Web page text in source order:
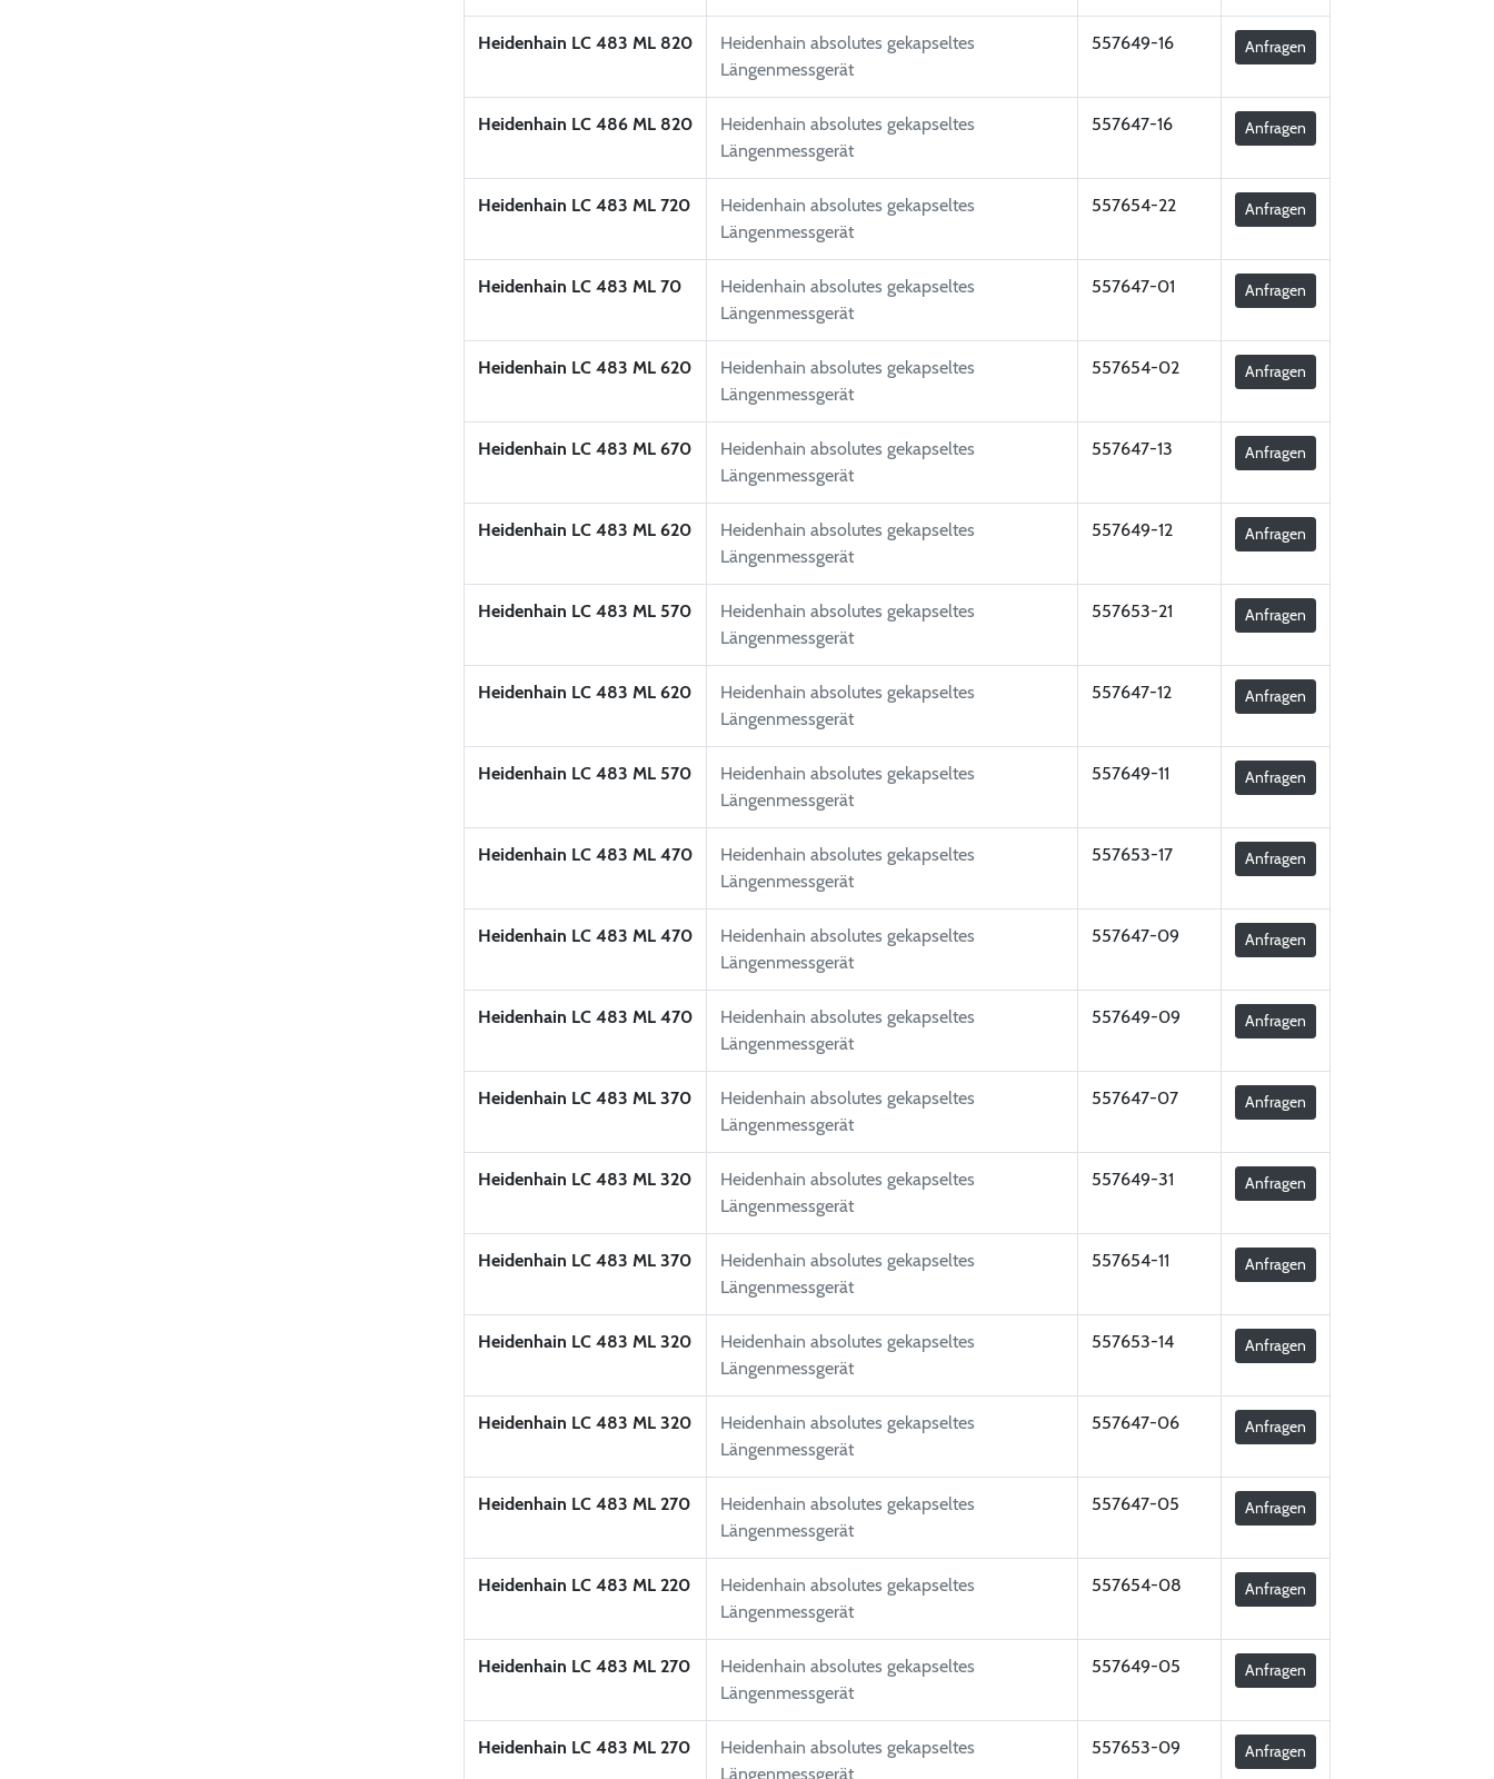
Heidenhain LC 483 ML 820
Heidenhain absolutes gekapseltes
Längenmessgerät
557649-16 Anfragen
Heidenhain LC 486 ML 820
Heidenhain absolutes gekapseltes
Längenmessgerät
557647-16 Anfragen
Heidenhain LC 483 ML 720
Heidenhain absolutes gekapseltes
Längenmessgerät
557654-22 Anfragen
Heidenhain LC 483 ML 70
Heidenhain absolutes gekapseltes
Längenmessgerät
557647-01 Anfragen
Heidenhain LC 483 ML 620
Heidenhain absolutes gekapseltes
Längenmessgerät
557654-02 Anfragen
Heidenhain LC 483 ML 670
Heidenhain absolutes gekapseltes
Längenmessgerät
557647-13 Anfragen
Heidenhain LC 483 ML 620
Heidenhain absolutes gekapseltes
Längenmessgerät
557649-12 Anfragen
Heidenhain LC 483 ML 570
Heidenhain absolutes gekapseltes
Längenmessgerät
557653-21 Anfragen
Heidenhain LC 483 ML 620
Heidenhain absolutes gekapseltes
Längenmessgerät
557647-12 Anfragen
Heidenhain LC 483 ML 570
Heidenhain absolutes gekapseltes
Längenmessgerät
557649-11 Anfragen
Heidenhain LC 483 ML 470
Heidenhain absolutes gekapseltes
Längenmessgerät
557653-17 Anfragen
Heidenhain LC 483 ML 470
Heidenhain absolutes gekapseltes
Längenmessgerät
557647-09 Anfragen
Heidenhain LC 483 ML 470
Heidenhain absolutes gekapseltes
Längenmessgerät
557649-09 Anfragen
Heidenhain LC 483 ML 370
Heidenhain absolutes gekapseltes
Längenmessgerät
557647-07 Anfragen
Heidenhain LC 483 ML 320
Heidenhain absolutes gekapseltes
Längenmessgerät
557649-31 Anfragen
Heidenhain LC 483 ML 370
Heidenhain absolutes gekapseltes
Längenmessgerät
557654-11 Anfragen
Heidenhain LC 483 ML 320
Heidenhain absolutes gekapseltes
Längenmessgerät
557653-14 Anfragen
Heidenhain LC 483 ML 320
Heidenhain absolutes gekapseltes
Längenmessgerät
557647-06 Anfragen
Heidenhain LC 483 ML 270
Heidenhain absolutes gekapseltes
Längenmessgerät
557647-05 Anfragen
Heidenhain LC 483 ML 220
Heidenhain absolutes gekapseltes
Längenmessgerät
557654-08 Anfragen
Heidenhain LC 483 ML 270
Heidenhain absolutes gekapseltes
Längenmessgerät
557649-05 Anfragen
Heidenhain LC 483 ML 270
Heidenhain absolutes gekapseltes
Längenmessgerät
557653-09 Anfragen